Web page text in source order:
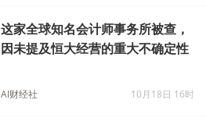
这家全球知名会计师事务所被查，
因未提及恒大经营的重大不确定性
AI财经社 10月18日 16时